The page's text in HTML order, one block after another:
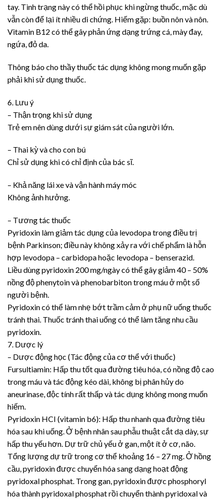
tay. Tình trạng này có thể hồi phục khi ngừng thuốc, mặc dù
vẫn còn để lại ít nhiều di chứng. Hiếm gặp: buồn nôn và nôn.
Vitamin B12 có thể gây phản ứng dạng trứng cá, mày đay,
ngứa, đỏ da.
Thông báo cho thầy thuốc tác dụng không mong muốn gặp
phải khi sử dụng thuốc.
6. Lưu ý
– Thận trọng khi sử dụng
Trẻ em nên dùng dưới sự giám sát của người lớn.
– Thai kỳ và cho con bú
Chỉ sử dụng khi có chỉ định của bác sĩ.
– Khả năng lái xe và vận hành máy móc
Không ảnh hưởng.
– Tương tác thuốc
Pyridoxin làm giảm tác dụng của levodopa trong điều trị
bệnh Parkinson; điều này không xảy ra với chế phẩm là hỗn
hợp levodopa – carbidopa hoặc levodopa – benserazid.
Liều dùng pyridoxin 200 mg/ngày có thể gây giảm 40 – 50%
nồng độ phenytoin và phenobarbiton trong máu ở một số
người bệnh.
Pyridoxin có thể làm nhẹ bớt trầm cảm ở phụ nữ uống thuốc
tránh thai. Thuốc tránh thai uống có thể làm tăng nhu cầu
pyridoxin.
7. Dược lý
– Dược động học (Tác động của cơ thể với thuốc)
Fursultiamin: Hấp thu tốt qua đường tiêu hóa, có nồng độ cao
trong máu và tác động kéo dài, không bị phân hủy do
aneurinase, độc tính rất thấp và tác dụng không mong muốn
hiếm.
Pyridoxin HCI (vitamin b6): Hấp thu nhanh qua đường tiêu
hóa sau khi uống. Ở bệnh nhân sau phẫu thuật cắt dạ dày, sự
hấp thu yếu hơn. Dự trữ chủ yếu ở gan, một ít ở cơ, não.
Tổng lượng dự trữ trong cơ thể khoảng 16 – 27 mg. Ở hồng
cầu, pyridoxin được chuyển hóa sang dạng hoạt động
pyridoxal phosphat. Trong gan, pyridoxin được phosphoryl
hóa thành pyridoxal phosphat rồi chuyển thành pyridoxal và